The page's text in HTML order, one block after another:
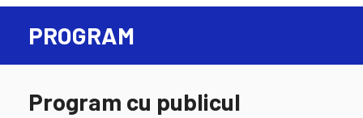
PROGRAM
Program cu publicul